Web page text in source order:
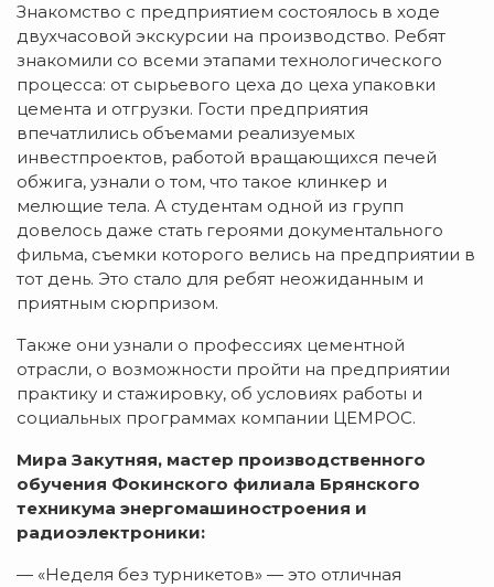
Знакомство с предприятием состоялось в ходе
двухчасовой экскурсии на производство. Ребят
знакомили со всеми этапами технологического
процесса: от сырьевого цеха до цеха упаковки
цемента и отгрузки. Гости предприятия
впечатлились объемами реализуемых
инвестпроектов, работой вращающихся печей
обжига, узнали о том, что такое клинкер и
мелющие тела. А студентам одной из групп
довелось даже стать героями документального
фильма, съемки которого велись на предприятии в
тот день. Это стало для ребят неожиданным и
приятным сюрпризом.
Также они узнали о профессиях цементной
отрасли, о возможности пройти на предприятии
практику и стажировку, об условиях работы и
социальных программах компании ЦЕМРОС.
Мира Закутняя, мастер производственного
обучения Фокинского филиала Брянского
техникума энергомашиностроения и
радиоэлектроники:
— «Неделя без турникетов» — это отличная